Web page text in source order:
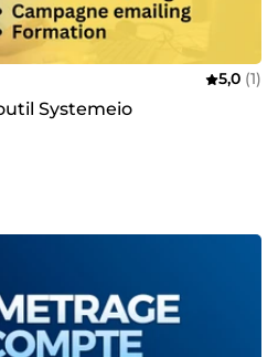
5,0 (1)
Systemeio